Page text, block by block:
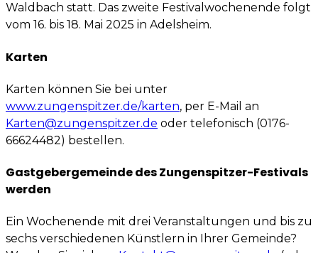
Waldbach statt. Das zweite Festivalwochenende folgt
vom 16. bis 18. Mai 2025 in Adelsheim.
Karten
Karten können Sie bei unter
www.zungenspitzer.de/karten, per E-Mail an
Karten@zungenspitzer.de oder telefonisch (0176-
66624482) bestellen.
Gastgebergemeinde des Zungenspitzer-Festivals
werden
Ein Wochenende mit drei Veranstaltungen und bis zu
sechs verschiedenen Künstlern in Ihrer Gemeinde?